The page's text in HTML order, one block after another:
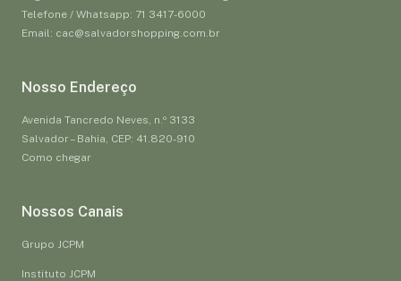
Telefone / Whatsapp: 71 3417-6000
Email: cac@salvadorshopping.com.br
Nosso Endereço
Avenida Tancredo Neves, n.º 3133
Salvador – Bahia, CEP: 41.820-910
Como chegar
Nossos Canais
Grupo JCPM
Instituto JCPM